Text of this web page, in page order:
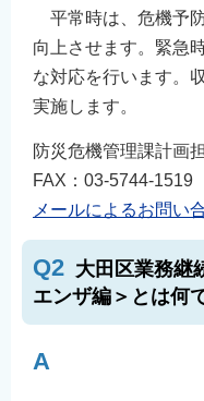
平常時は、危機予
向上させます。緊急
な対応を行います。
実施します。
防災危機管理課計
FAX：03-5744-1519
メールによるお問い
Q2 大田区業務継
エンザ編＞とは何
A